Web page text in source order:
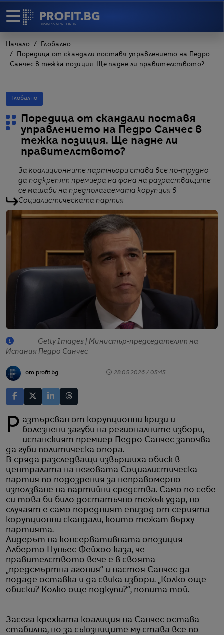
Начало
Глобално
Поредица от скандали поставя управлението на Педро
Санчес в тежка позиция. Ще падне ли правителството?
Глобално
Поредица от скандали поставя
управлението на Педро Санчес в
тежка позиция. Ще падне ли
правителството?
За коалиционните партньори става все по-трудно
да подкрепят премиера на фона на разрастващите
се мащаби на предполагаемата корупция в
Социалистическата партия
Getty Images | Министър-председателят на
Испания Педро Санчес
от profit.bg 28.05.2026 / 05:45
Разтърсван от корупционни кризи и болезнени загуби на регионалните избори,
испанският премиер Педро Санчес започва
да губи политическа опора.
В сряда разследващи извършиха обиск в
централата на неговата Социалистическа
партия по подозрения за неправомерно
използване на партийни средства. Само по себе
си това би било достатъчно тежък удар, но
случаят е само поредният епизод от серията
корупционни скандали, които тежат върху
партията.
Лидерът на консервативната опозиция
Алберто Нуньес Фейхоо каза, че
правителството вече е в своята
„предсмъртна агония“ и настоя Санчес да
подаде оставка и да свика избори. „Колко още
обиски? Колко още подкупи?“, попита той.
Засега крехката коалиция на Санчес остава
стабилна, но за съюзниците му става все по-